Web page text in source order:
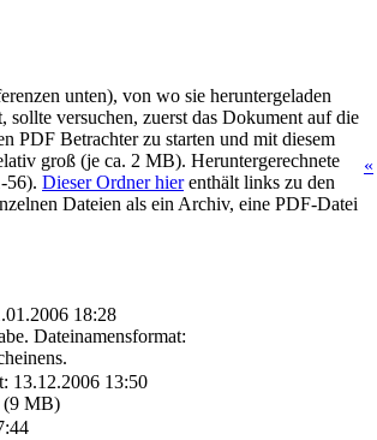
unten), von wo sie heruntergeladen
versuchen, zuerst das Dokument auf die
PDF Betrachter zu starten und mit diesem
groß (je ca. 2 MB). Heruntergerechnete
56). Dieser Ordner hierenthält links zu den
Dateien als ein Archiv, eine PDF-Datei
18:28
Dateinamensformat:
13.12.2006 13:50
(9 MB)
«